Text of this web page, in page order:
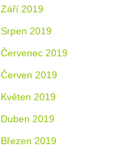
Září 2019
Srpen 2019
Červenec 2019
Červen 2019
Květen 2019
Duben 2019
Březen 2019